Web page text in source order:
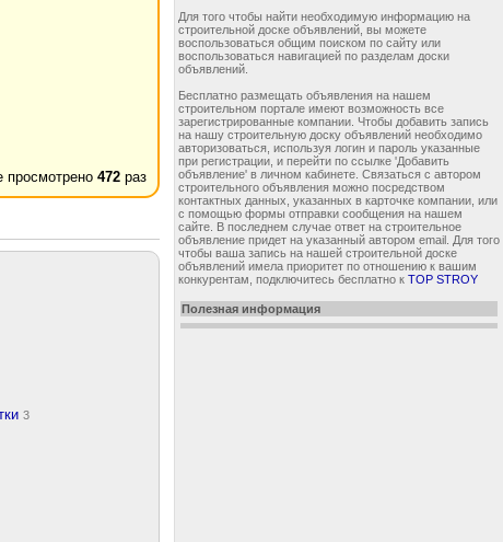
просмотрено 472раз
3
Для того чтобы найти необходимую информацию на
строительной доске объявлений, вы можете
воспользоваться общим поиском по сайту или
воспользоваться навигацией по разделам доски
объявлений.
Бесплатно размещать объявления на нашем
строительном портале имеют возможность все
зарегистрированные компании. Чтобы добавить запись
на нашу строительную доску объявлений необходимо
авторизоваться, используя логин и пароль указанные
при регистрации, и перейти по ссылке 'Добавить
объявление' в личном кабинете. Связаться с автором
строительного объявления можно посредством
контактных данных, указанных в карточке компании, или
с помощью формы отправки сообщения на нашем
сайте. В последнем случае ответ на строительное
объявление придет на указанный автором email. Для того
чтобы ваша запись на нашей строительной доске
объявлений имела приоритет по отношению к вашим
конкурентам, подключитесь бесплатно к TOP STROY
Полезная информация